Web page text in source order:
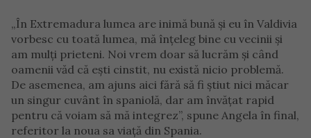
„În Extremadura lumea are inimă bună și eu în Valdivia
vorbesc cu toată lumea, mă înțeleg bine cu vecinii și
am mulți prieteni. Noi vrem doar să lucrăm și când
oamenii văd că ești cinstit, nu există nicio problemă.
De asemenea, am ajuns aici fără să fi știut nici măcar
un singur cuvânt în spaniolă, dar am învățat rapid
pentru că voiam să mă integrez”, spune Angela în final,
referitor la noua sa viață din Spania.